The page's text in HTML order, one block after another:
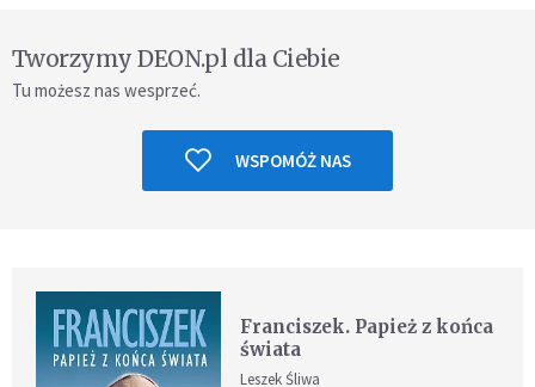
Tworzymy DEON.pl dla Ciebie
Tu możesz nas wesprzeć.
WSPOMÓŻ NAS
Franciszek. Papież z końca
świata
Leszek Śliwa